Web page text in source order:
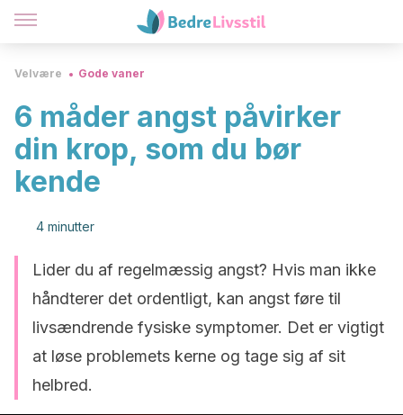
Velvære Gode vaner
6 måder angst påvirker
din krop, som du bør
kende
4 minutter
Lider du af regelmæssig angst? Hvis man ikke
håndterer det ordentligt, kan angst føre til
livsændrende fysiske symptomer. Det er vigtigt
at løse problemets kerne og tage sig af sit
helbred.